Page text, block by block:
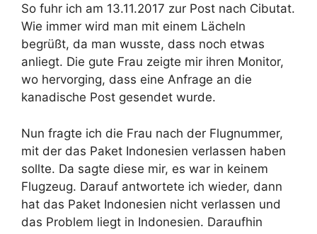
So fuhr ich am 13.11.2017 zur Post nach Cibutat.
Wie immer wird man mit einem Lächeln
begrüßt, da man wusste, dass noch etwas
anliegt. Die gute Frau zeigte mir ihren Monitor,
wo hervorging, dass eine Anfrage an die
kanadische Post gesendet wurde.
Nun fragte ich die Frau nach der Flugnummer,
mit der das Paket Indonesien verlassen haben
sollte. Da sagte diese mir, es war in keinem
Flugzeug. Darauf antwortete ich wieder, dann
hat das Paket Indonesien nicht verlassen und
das Problem liegt in Indonesien. Daraufhin